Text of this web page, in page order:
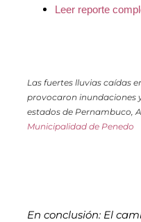
Leer reporte
Las fuertes lluvias caídas
provocaron inundaciones
estados de Pernambuco,
Municipalidad de Penedo
En conclusión: El